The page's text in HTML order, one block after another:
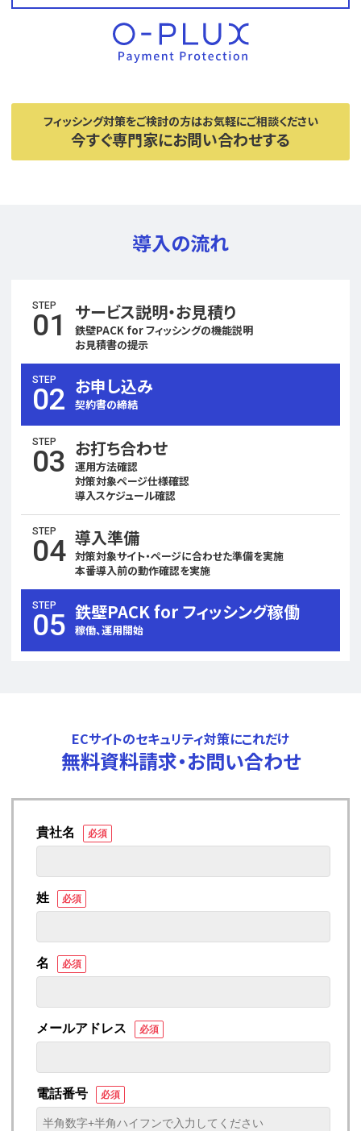
フィッシング対策をご検討の方はお気軽にご相談ください
今すぐ専門家にお問い合わせする
導入の流れ
STEP
01 サービス説明・お見積り
鉄壁PACK for フィッシングの機能説明
お見積書の提示
STEP
02 お申し込み
契約書の締結
STEP
03 お打ち合わせ
運用方法確認
対策対象ページ仕様確認
導入スケジュール確認
STEP
04 導入準備
対策対象サイト・ページに合わせた準備を実施
本番導入前の動作確認を実施
STEP
05 鉄壁PACK for フィッシング稼働
稼働、運用開始
ECサイトのセキュリティ対策にこれだけ
無料資料請求・お問い合わせ